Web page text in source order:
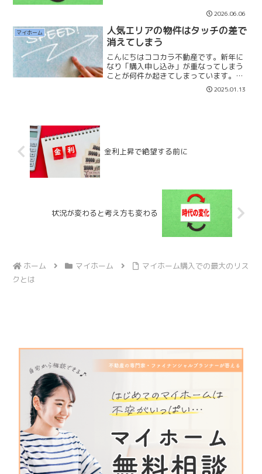
住み替えをすることも推奨していまし
た。それは不動産が高騰していないこと
や金利も低金利でしたので、...
2026.06.06
マイホーム
人気エリアの物件はタッチの差で
消えてしまう
こんにちはココカラ不動産です。新年に
なり「購入申し込み」が重なってしまう
ことが何件か起きてしまっています。何
とか売主業者様との交渉で「一番手」を
勝ち取ることができていますが、とても
2025.01.13
金利上昇で絶望する前に
状況が変わると考え方も変わる
ホーム マイホーム
マイホーム購入での最大のリス
クとは